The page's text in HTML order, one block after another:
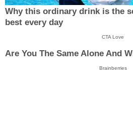
Why this ordinary drink is the
best every day
CTA Love
Are You The Same Alone And
Brainberries